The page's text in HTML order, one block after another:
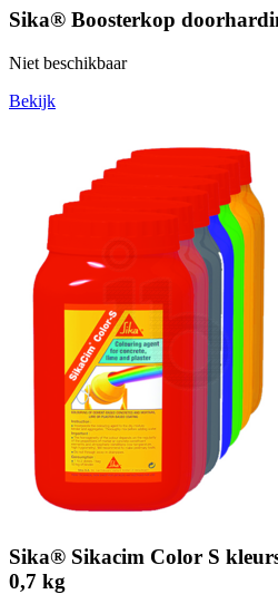
Sika® Boosterkop
Niet beschikbaar
Bekijk
Sika® Sikacim Color S
0,7 kg